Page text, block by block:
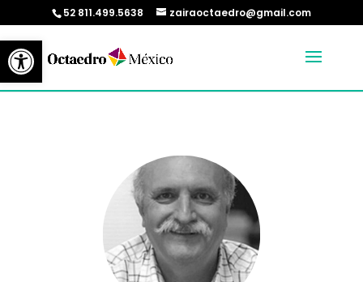
Abrir barra de herramientas
52 811.499.5638 zairaoctaedro@gmail.com